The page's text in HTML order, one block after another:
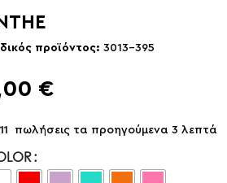
προϊόντος: 3013-395
€
11 πωλήσεις τα προηγούμενα 3 λεπτά